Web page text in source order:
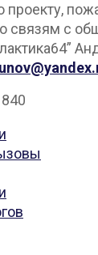
связям с
840